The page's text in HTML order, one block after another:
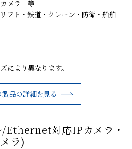
カメラ 等
フト・鉄道・クレーン・防衛・船舶
により異なります。
製品の詳細を見る
/Ethernet対応IPカメラ・
ラ)